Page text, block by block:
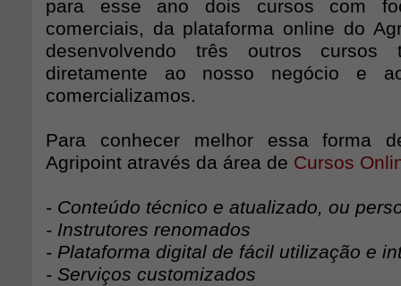
para esse ano dois cursos com
comerciais, da plataforma online do
desenvolvendo três outros cursos
diretamente ao nosso negócio e
comercializamos.
Para conhecer melhor essa forma
Agripoint através da área de Cursos
- Conteúdo técnico e atualizado, ou
- Instrutores renomados
- Plataforma digital de fácil utilização e
- Serviços customizados